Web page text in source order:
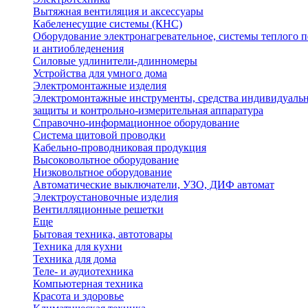
Вытяжная вентиляция и аксессуары
Кабеленесущие системы (КНС)
Оборудование электронагревательное, системы теплого
и антиобледенения
Силовые удлинители-длинномеры
Устройства для умного дома
Электромонтажные изделия
Электромонтажные инструменты, средства
защиты и контрольно-измерительная аппаратура
Справочно-информационное оборудование
Система щитовой проводки
Кабельно-проводниковая продукция
Высоковольтное оборудование
Низковольтное оборудование
Автоматические выключатели, УЗО, ДИФ автомат
Электроустановочные изделия
Вентилляционные решетки
Еще
Бытовая техника, автотовары
Техника для кухни
Техника для дома
Теле- и аудиотехника
Компьютерная техника
Красота и здоровье